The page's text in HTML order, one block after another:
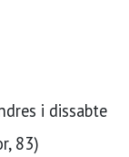
i dissabte
83)